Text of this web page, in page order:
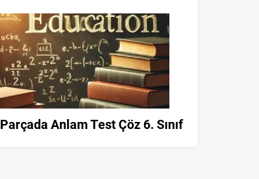
Parçada Anlam Test Çöz 6. Sınıf